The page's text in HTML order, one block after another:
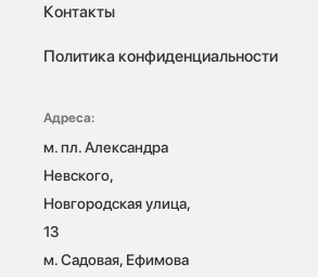
Контакты
Политика конфиденциальности
Адреса:
м. пл. Александра
Невского,
Новгородская улица,
13
м. Садовая, Ефимова